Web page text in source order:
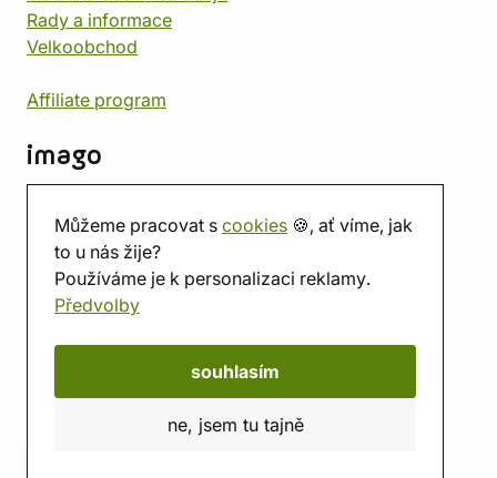
Můžeme pracovat s cookies 🍪, ať víme, jak
to u nás žije?
Používáme je k personalizaci reklamy.
Předvolby
souhlasím
ne, jsem tu tajně
Rady a informace
Velkoobchod
Affiliate program
imago
Prodejna
Herna
O nás
Hodnocení obchodu